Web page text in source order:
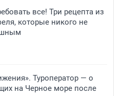
все! Три рецепта из
которые никого не
Туроператор — о
на Черное море после